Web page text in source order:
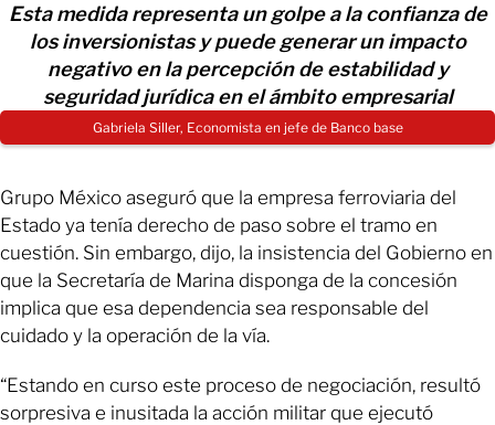
Esta medida representa un golpe a la confianza de
los inversionistas y puede generar un impacto
negativo en la percepción de estabilidad y
seguridad jurídica en el ámbito empresarial
Gabriela Siller, Economista en jefe de Banco base
Grupo México aseguró que la empresa ferroviaria del
Estado ya tenía derecho de paso sobre el tramo en
cuestión. Sin embargo, dijo, la insistencia del Gobierno en
que la Secretaría de Marina disponga de la concesión
implica que esa dependencia sea responsable del
cuidado y la operación de la vía.
“Estando en curso este proceso de negociación, resultó
sorpresiva e inusitada la acción militar que ejecutó